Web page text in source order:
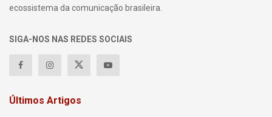
ecossistema da comunicação brasileira.
SIGA-NOS NAS REDES SOCIAIS
Últimos Artigos